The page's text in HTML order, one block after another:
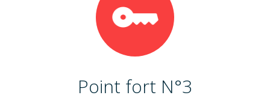
Point fort N°3